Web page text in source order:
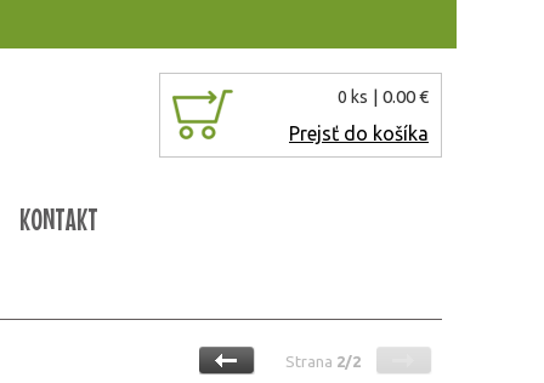
0 ks | 0.00 €
Prejsť do košíka
KONTAKT
Strana 2/2